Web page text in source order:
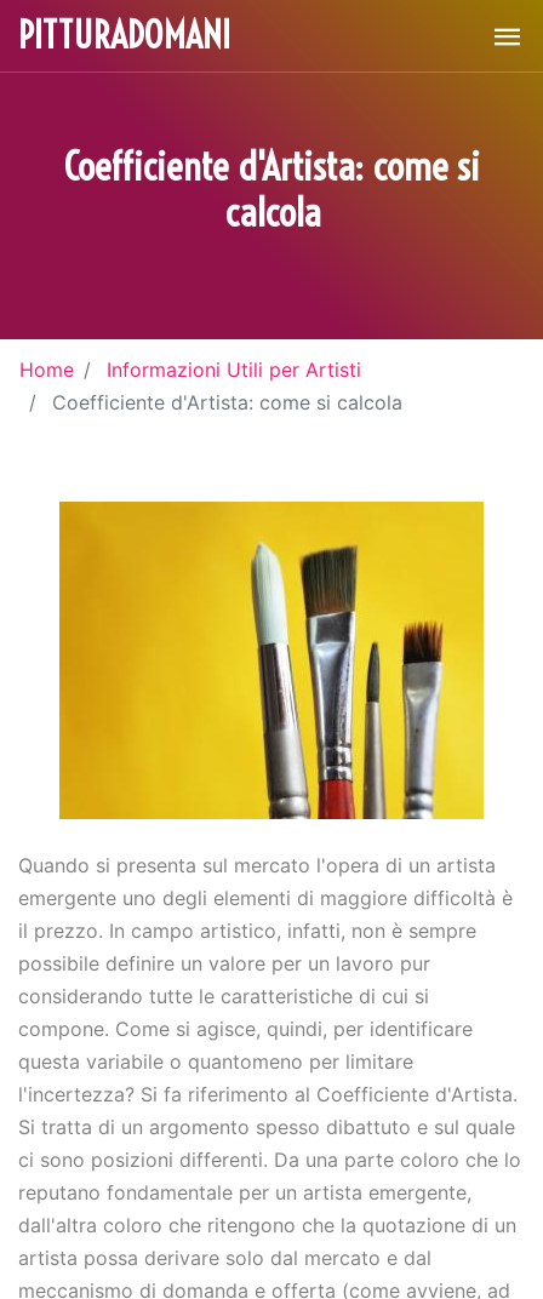
PITTURADOMANI
Coefficiente d'Artista: come si
calcola
Home
Informazioni Utili per Artisti
Coefficiente d'Artista: come si calcola
Quando si presenta sul mercato l'opera di un artista
emergente uno degli elementi di maggiore difficoltà è
il prezzo. In campo artistico, infatti, non è sempre
possibile definire un valore per un lavoro pur
considerando tutte le caratteristiche di cui si
compone. Come si agisce, quindi, per identificare
questa variabile o quantomeno per limitare
l'incertezza? Si fa riferimento al Coefficiente d'Artista.
Si tratta di un argomento spesso dibattuto e sul quale
ci sono posizioni differenti. Da una parte coloro che lo
reputano fondamentale per un artista emergente,
dall'altra coloro che ritengono che la quotazione di un
artista possa derivare solo dal mercato e dal
meccanismo di domanda e offerta (come avviene, ad